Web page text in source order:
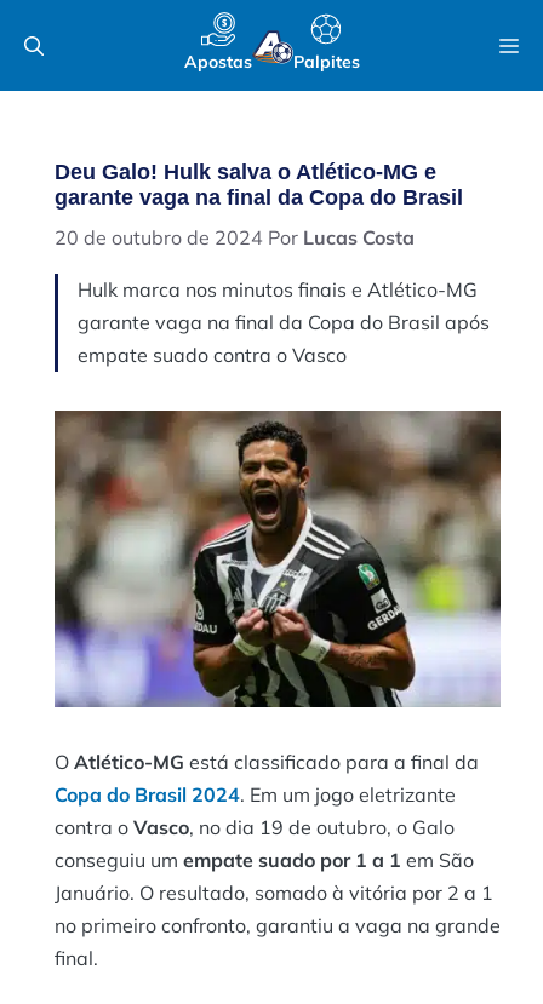
para
Apostas Palpites
Deu Galo! Hulk salva o Atlético-MG e
garante vaga na final da Copa do Brasil
20 de outubro de 2024 Por Lucas Costa
Hulk marca nos minutos finais e Atlético-MG
garante vaga na final da Copa do Brasil após
empate suado contra o Vasco
O Atlético-MG está classificado para a final da
Copa do Brasil 2024. Em um jogo eletrizante
contra o Vasco, no dia 19 de outubro, o Galo
conseguiu um empate suado por 1 a 1 em São
Januário. O resultado, somado à vitória por 2 a 1
no primeiro confronto, garantiu a vaga na grande
final.